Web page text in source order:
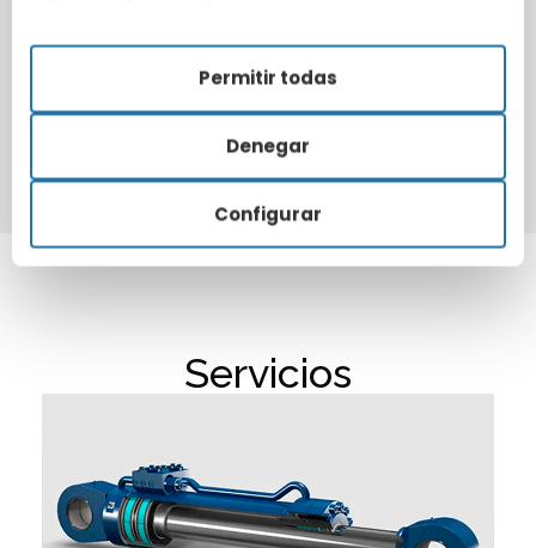
M. Externo Industrial
M. Externo en Oficinas
Ver más
Servicios
Configurar
Denegar
Permitir todas